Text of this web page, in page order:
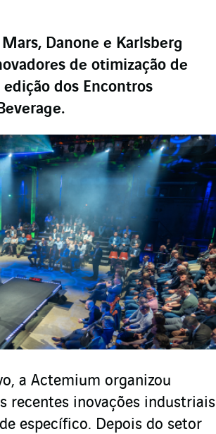
Danone e Karlsberg
de otimização de
dos Encontros
a Actemium organizou
recentes inovações industriais
específico. Depois do setor